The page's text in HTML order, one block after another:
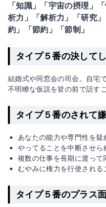
「知識」「宇宙の摂理」
析力」「解析力」「研究
約」「節約」「節制」
タイプ５番の決して
結婚式や同窓会の司会。自宅
不明瞭な仮説を皆の前で話すこ
タイプ５番のされて
あなたの能力や専門性を疑
やってることを中断させら
複数の仕事を長期に渡って
むやみに権力を行使される
タイプ５番のプラス面